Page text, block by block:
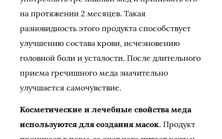
на протяжении 2 месяцев. Такая
разновидность этого продукта способствует
улучшению состава крови, исчезновению
головной боли и усталости. После длительного
приема гречишного меда значительно
улучшается самочувствие.
Косметические и лечебные свойства меда
используются для создания масок. Продукт